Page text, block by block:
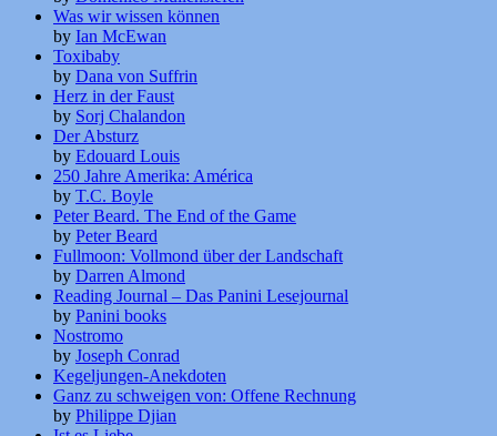
Was wir wissen können
by Ian McEwan
Toxibaby
by Dana von Suffrin
Herz in der Faust
by Sorj Chalandon
Der Absturz
by Edouard Louis
250 Jahre Amerika: América
by T.C. Boyle
Peter Beard. The End of the Game
by Peter Beard
Fullmoon: Vollmond über der Landschaft
by Darren Almond
Reading Journal – Das Panini Lesejournal
by Panini books
Nostromo
by Joseph Conrad
Kegeljungen-Anekdoten
Ganz zu schweigen von: Offene Rechnung
by Philippe Djian